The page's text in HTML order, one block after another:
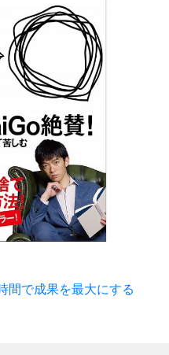
間で成果を最大にする